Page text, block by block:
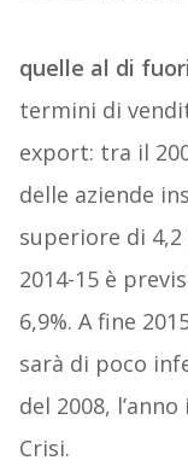
quelle al di
termini di
export: tra il
delle aziende
superiore di
2014-15 è
6,9%. A fine
sarà di poco
del 2008,
Crisi.